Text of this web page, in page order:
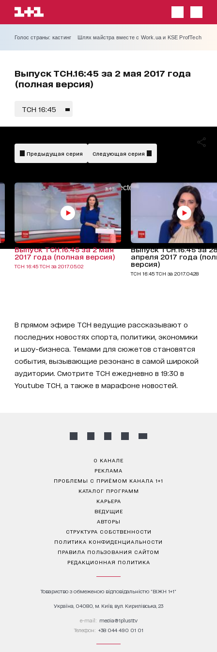
Голос страны: кастинг Шлях майстра вместе с Work.ua и KSE ProfTech
Выпуск ТСН.16:45 за 2 мая 2017 года
(полная версия)
ТСН 16:45
AdBlockDetected!
Предыдущая серия Следующая серия
Выпуск ТСН.16:45 за 2 мая
2017 года (полная версия)
ТСН 16:45 ТСН за 2017.05.02
Выпуск ТСН.16:45 за
апреля 2017 года
версия)
ТСН 16:45 ТСН за 2017.04.28
В прямом эфире ТСН ведущие рассказывают о
последних новостях спорта, политики, экономики
и шоу-бизнеса. Темами для сюжетов становятся
события, вызывающие резонанс в самой широкой
аудитории. Смотрите ТСН ежедневно в 19:30 в
Youtube ТСН, а также в марафоне новостей.
О КАНАЛЕ
РЕКЛАМА
ПРОБЛЕМЫ С ПРИЁМОМ КАНАЛА 1+1
КАТАЛОГ ПРОГРАММ
КАРЬЕРА
ВЕДУЩИЕ
АВТОРЫ
СТРУКТУРА СОБСТВЕННОСТИ
ПОЛИТИКА КОНФИДЕНЦИАЛЬНОСТИ
ПРАВИЛА ПОЛЬЗОВАНИЯ САЙТОМ
РЕДАКЦИОННАЯ ПОЛИТИКА
Товариство з обмеженою відповідальністю "ВІЖН 1+1"
Україна, 04080, м. Київ, вул. Кирилівська, 23
е-mail: media@1plus1.tv
Телефон: +38 044 490 01 01